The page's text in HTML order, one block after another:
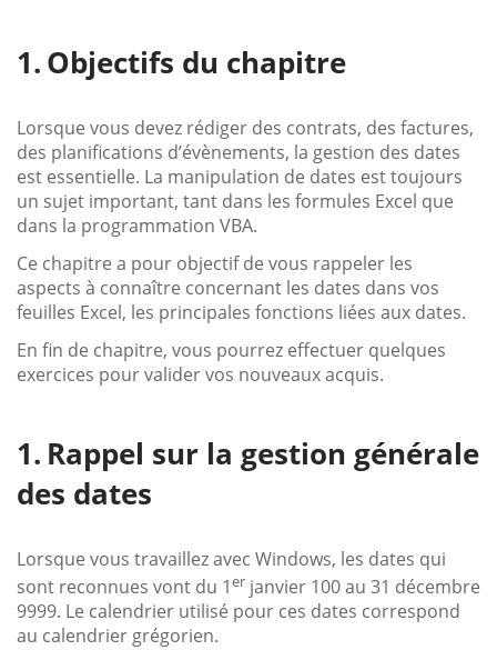
Objectifs du chapitre
Lorsque vous devez rédiger des contrats, des factures,
des planifications d’évènements, la gestion des dates
est essentielle. La manipulation de dates est toujours
un sujet important, tant dans les formules Excel que
dans la programmation VBA.
Ce chapitre a pour objectif de vous rappeler les
aspects à connaître concernant les dates dans vos
feuilles Excel, les principales fonctions liées aux dates.
En fin de chapitre, vous pourrez effectuer quelques
exercices pour valider vos nouveaux acquis.
Rappel sur la gestion générale
des dates
Lorsque vous travaillez avec Windows, les dates qui
sont reconnues vont du 1er janvier 100 au 31 décembre
9999. Le calendrier utilisé pour ces dates correspond
au calendrier grégorien.